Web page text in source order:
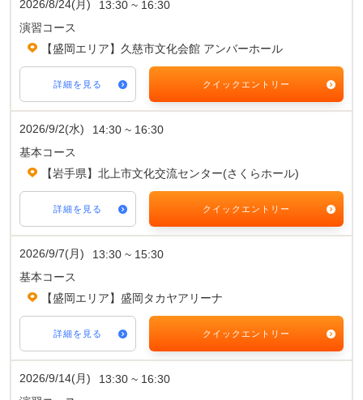
2026/8/24(月)
13:30 ~ 16:30
演習コース
【盛岡エリア】久慈市文化会館 アンバーホール
詳細を見る クイックエントリー
2026/9/2(水)
14:30 ~ 16:30
基本コース
【岩手県】北上市文化交流センター(さくらホール)
詳細を見る クイックエントリー
2026/9/7(月)
13:30 ~ 15:30
基本コース
【盛岡エリア】盛岡タカヤアリーナ
詳細を見る クイックエントリー
2026/9/14(月)
13:30 ~ 16:30